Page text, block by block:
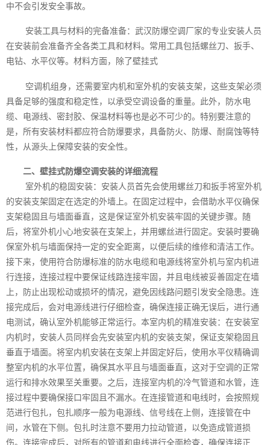
中不会引发安全事故。
安装工具与材料的完备准备：武汉防爆空调厂家的专业安装人员
在安装前会准备齐全各类工具和材料。常用工具包括螺丝刀、扳手、
电钻、水平仪等。材料方面，除了壁挂式
空调机组身，还需要室内机和室外机的安装支架，这些支架必须
具备足够的强度和稳定性，以承受空调设备的重量。此外，防水电
缆、电源线、密封胶、保温材料等也是必不可少的。特别要注意的
是，所有安装材料都应符合防爆要求，具备防火、防爆、耐腐蚀等特
性，从源头上保障安装的安全性。
二、壁挂式防爆空调安装的详细流程
室外机的稳固安装：安装人员首先会使用螺丝刀和扳手将室外机
的安装支架固定在选定的外墙上。在固定过程中，会借助水平仪确保
支架稳固且与墙面垂直，这是保证室外机安装牢固的关键步骤。随
后，将室外机小心地安装在支架上，并用螺丝进行固定。安装时要确
保室外机与墙面保持一定的安全距离，以便后续的维修和清洁工作。
接下来，使用符合防爆标准的防水电缆和电源线将室外机与室内机进
行连接，连接过程中要保证线路连接牢固，并且电线被妥善固定在墙
上，防止出现松动或损坏的情况，避免因线路问题引发安全隐患。连
接完成后，会对电源线进行仔细检查，确保连接正确无误后，进行通
电测试，确认室外机能够正常运行。本室内机的精准安装：在安装室
内机时，安装人员同样会先安装室内机的安装支架，保证支架稳固且
垂直于墙面。将室内机安装在支架上并固定好后，使用水平仪精确调
整室内机的水平位置，确保其水平且与墙面垂直，这对于空调的正常
运行和排水效果至关重要。之后，连接室内机的冷气管道和水管，连
接过程中要确保接口牢固且不漏水。在连接管道和电线时，会按照规
范进行包扎，包扎顺序一般为电源线、信号线在上侧，连接管在中
间，水管在下侧。包扎时注意不要用力拉动管道，以免造成管道损
伤。连接完成后，对所有的管道和电线进行全面检查，确保连接正